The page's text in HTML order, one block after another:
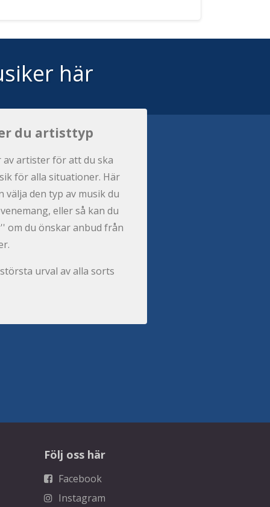
här
du artisttyp
av artister för att du ska
för alla situationer. Här
välja den typ av musik du
eller så kan du
om du önskar anbud från
urval av alla sorts
Följ oss här
Facebook
Instagram